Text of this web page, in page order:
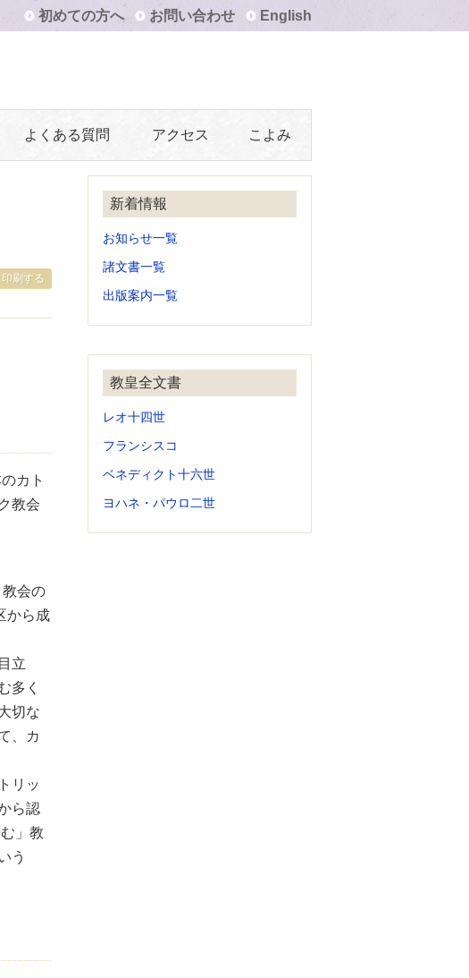
初めての方へ お問い合わせ English
よくある質問 アクセス こよみ
印刷する
カト
教会
会の
から成
立
多く
切な
、カ
リッ
ら認
」教
う
新着情報
お知らせ一覧
諸文書一覧
出版案内一覧
教皇全文書
レオ十四世
フランシスコ
ベネディクト十六世
ヨハネ・パウロ二世